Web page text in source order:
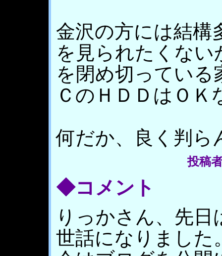
金沢の方には結構
を見られたくな
を閉め切っている
ＣのＨＤＤはＯ
何だか、良く判ら
投稿
◆コメント
りっかさん、先
世話になりました